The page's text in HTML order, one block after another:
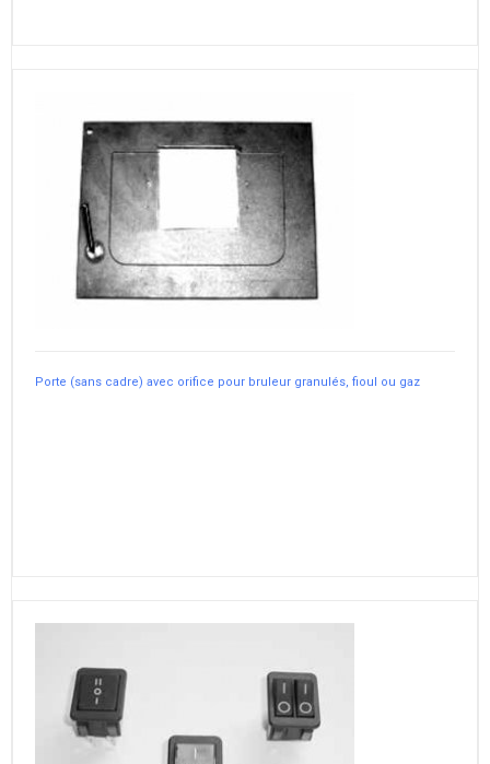
Porte (sans cadre) avec orifice pour bruleur granulés, fioul ou gaz